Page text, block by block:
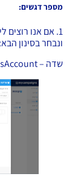
מספר דגשים:
1. אם אנו רוצים
ונבחר בסינון הבא:
שדה – IsAccount שווה ל- ריק: